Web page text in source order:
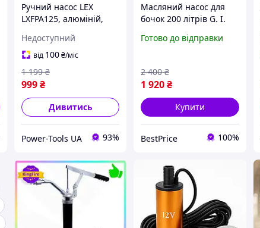
Ручний насос LEX
LXFPA125, алюміній,
і мастила, Чехія
Недоступний
від 100₴/міс
999₴
1 199 ₴
Дивитись
Power-Tools UA 93%
Масляний насос для
бочок 200 літрів G. I.
Готово до відправки
1 920₴
2 400 ₴
Купити
BestPrice 100%